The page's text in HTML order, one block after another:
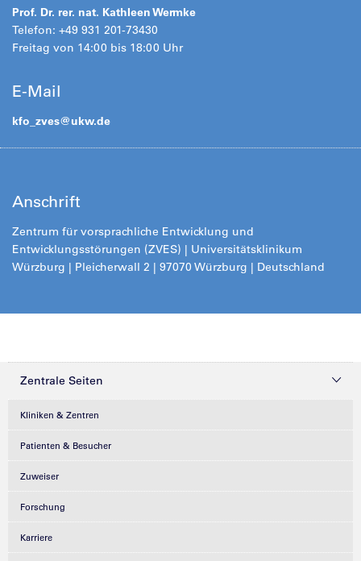
Prof. Dr. rer. nat. Kathleen Wermke
Telefon: +49 931 201-73430
Freitag von 14:00 bis 18:00 Uhr
E-Mail
kfo_zves@ukw.de
Anschrift
Zentrum für vorsprachliche Entwicklung und
Entwicklungsstörungen (ZVES) | Universitätsklinikum
Würzburg | Pleicherwall 2 | 97070 Würzburg | Deutschland
Zentrale Seiten
Kliniken & Zentren
Patienten & Besucher
Zuweiser
Forschung
Karriere